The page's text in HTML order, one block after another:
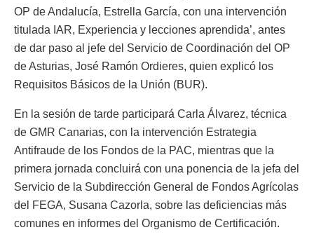
OP de Andalucía, Estrella García, con una intervención
titulada IAR, Experiencia y lecciones aprendida’, antes
de dar paso al jefe del Servicio de Coordinación del OP
de Asturias, José Ramón Ordieres, quien explicó los
Requisitos Básicos de la Unión (BUR).
En la sesión de tarde participará Carla Álvarez, técnica
de GMR Canarias, con la intervención Estrategia
Antifraude de los Fondos de la PAC, mientras que la
primera jornada concluirá con una ponencia de la jefa del
Servicio de la Subdirección General de Fondos Agrícolas
del FEGA, Susana Cazorla, sobre las deficiencias más
comunes en informes del Organismo de Certificación.